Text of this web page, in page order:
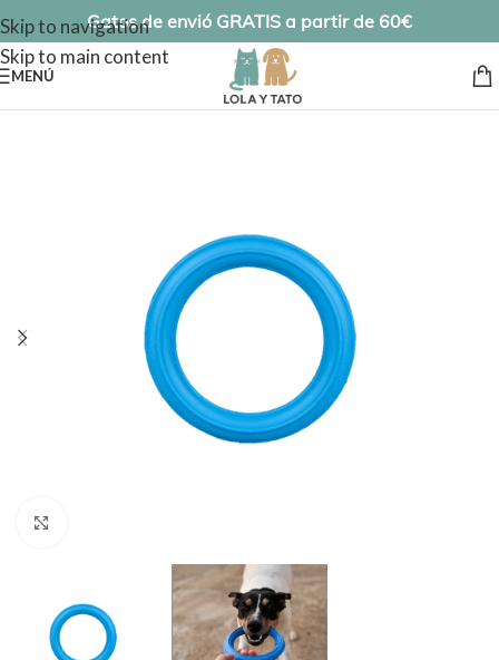
Skip to navigation
Skip to main content
Gatos de envió GRATIS a partir de 60€
MENÚ